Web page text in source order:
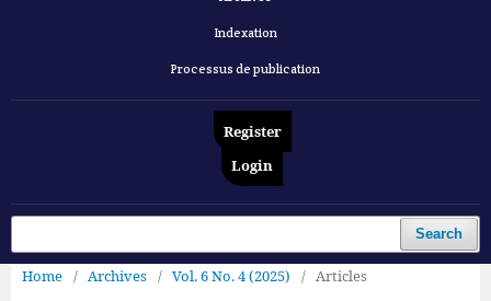
Indexation
Processus de publication
Register
Login
Search
Home / Archives / Vol. 6 No. 4 (2025) / Articles